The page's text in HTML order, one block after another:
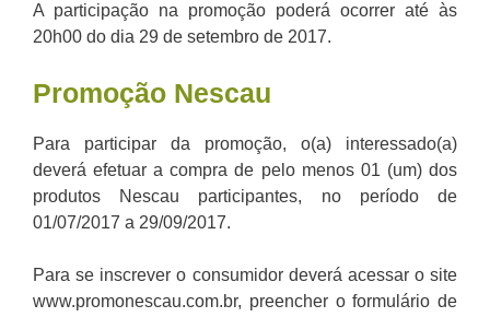
A participação na promoção poderá ocorrer até às
20h00 do dia 29 de setembro de 2017.
Promoção Nescau
Para participar da promoção, o(a) interessado(a)
deverá efetuar a compra de pelo menos 01 (um) dos
produtos Nescau participantes, no período de
01/07/2017 a 29/09/2017.
Para se inscrever o consumidor deverá acessar o site
www.promonescau.com.br, preencher o formulário de